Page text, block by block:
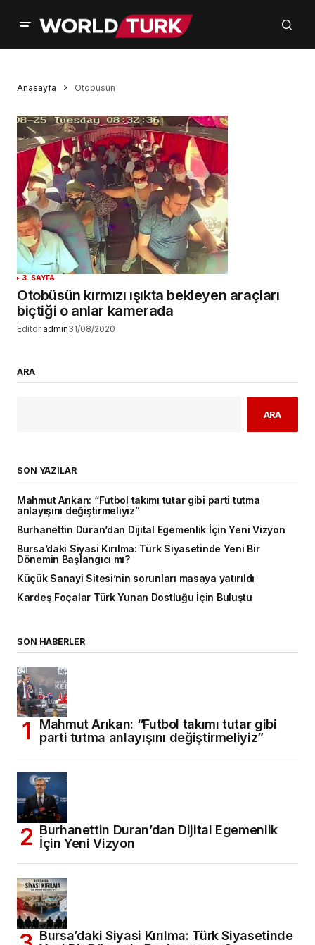
Anasayfa Otobüsün
3. SAYFA
Otobüsün kırmızı ışıkta bekleyen araçları
biçtiği o anlar kamerada
Editör admin31/08/2020
ARA
ARA
SON YAZILAR
Mahmut Arıkan: “Futbol takımı tutar gibi parti tutma
anlayışını değiştirmeliyiz”
Burhanettin Duran’dan Dijital Egemenlik İçin Yeni Vizyon
Bursa’daki Siyasi Kırılma: Türk Siyasetinde Yeni Bir
Dönemin Başlangıcı mı?
Küçük Sanayi Sitesi’nin sorunları masaya yatırıldı
Kardeş Foçalar Türk Yunan Dostluğu İçin Buluştu
SON HABERLER
Mahmut Arıkan: “Futbol takımı tutar gibi
parti tutma anlayışını değiştirmeliyiz”
Burhanettin Duran’dan Dijital Egemenlik
İçin Yeni Vizyon
Bursa’daki Siyasi Kırılma: Türk Siyasetinde